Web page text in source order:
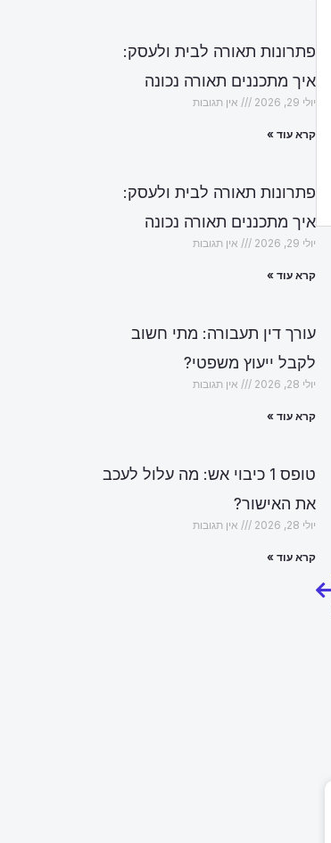
הבא
פתרונות תאורה לבית ולעסק:
איך מתכננים תאורה נכונה
יולי 29, 2026 אין תגובות
קרא עוד »
פתרונות תאורה לבית ולעסק:
איך מתכננים תאורה נכונה
יולי 29, 2026 אין תגובות
קרא עוד »
עורך דין תעבורה: מתי חשוב
לקבל ייעוץ משפטי?
יולי 28, 2026 אין תגובות
קרא עוד »
טופס 1 כיבוי אש: מה עלול לעכב
את האישור?
יולי 28, 2026 אין תגובות
קרא עוד »